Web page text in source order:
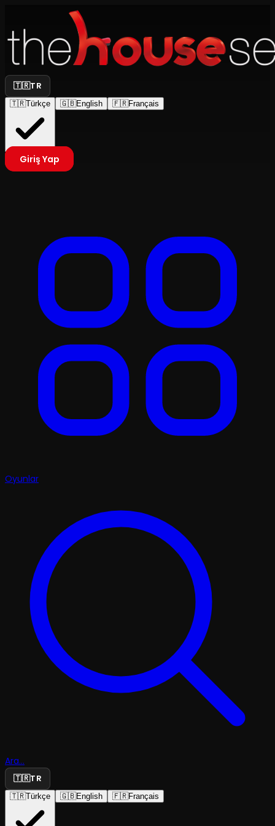
🇹🇷TR
🇹🇷Türkçe 🇬🇧English 🇫🇷Français
Giriş Yap
Oyunlar
Ara...
🇹🇷TR
🇹🇷Türkçe 🇬🇧English 🇫🇷Français